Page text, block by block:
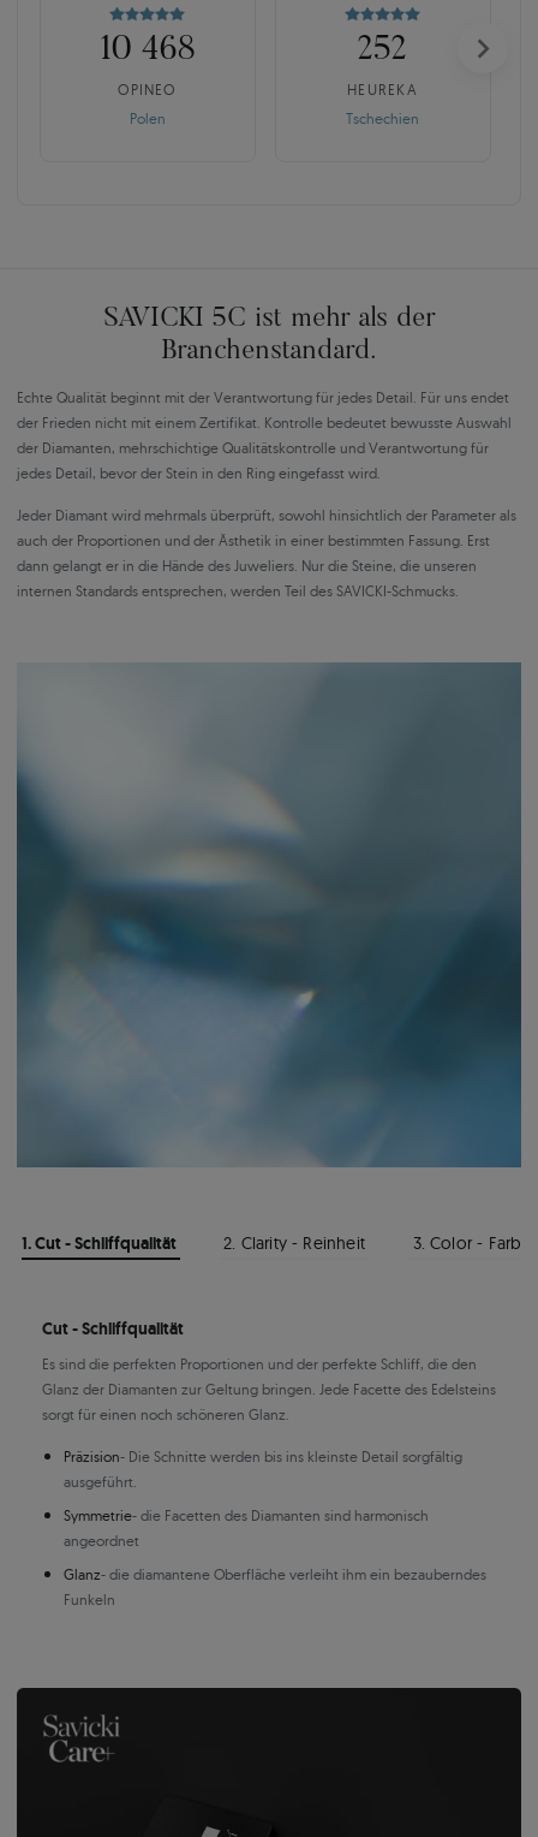
10 468
OPINEO
Polen
252
HEUREKA
Tschechien
SAVICKI 5C ist mehr als der
Branchenstandard.
Echte Qualität beginnt mit der Verantwortung für jedes Detail. Für uns endet
der Frieden nicht mit einem Zertifikat. Kontrolle bedeutet bewusste Auswahl
der Diamanten, mehrschichtige Qualitätskontrolle und Verantwortung für
jedes Detail, bevor der Stein in den Ring eingefasst wird.
Jeder Diamant wird mehrmals überprüft, sowohl hinsichtlich der Parameter als
auch der Proportionen und der Ästhetik in einer bestimmten Fassung. Erst
dann gelangt er in die Hände des Juweliers. Nur die Steine, die unseren
internen Standards entsprechen, werden Teil des SAVICKI-Schmucks.
1. Cut - Schliffqualität 2. Clarity - Reinheit 3. Color - Farbe
Cut - Schliffqualität
Es sind die perfekten Proportionen und der perfekte Schliff, die den
Glanz der Diamanten zur Geltung bringen. Jede Facette des Edelsteins
sorgt für einen noch schöneren Glanz.
Präzision- Die Schnitte werden bis ins kleinste Detail sorgfältig
ausgeführt.
Symmetrie- die Facetten des Diamanten sind harmonisch
angeordnet
Glanz- die diamantene Oberfläche verleiht ihm ein bezauberndes
Funkeln